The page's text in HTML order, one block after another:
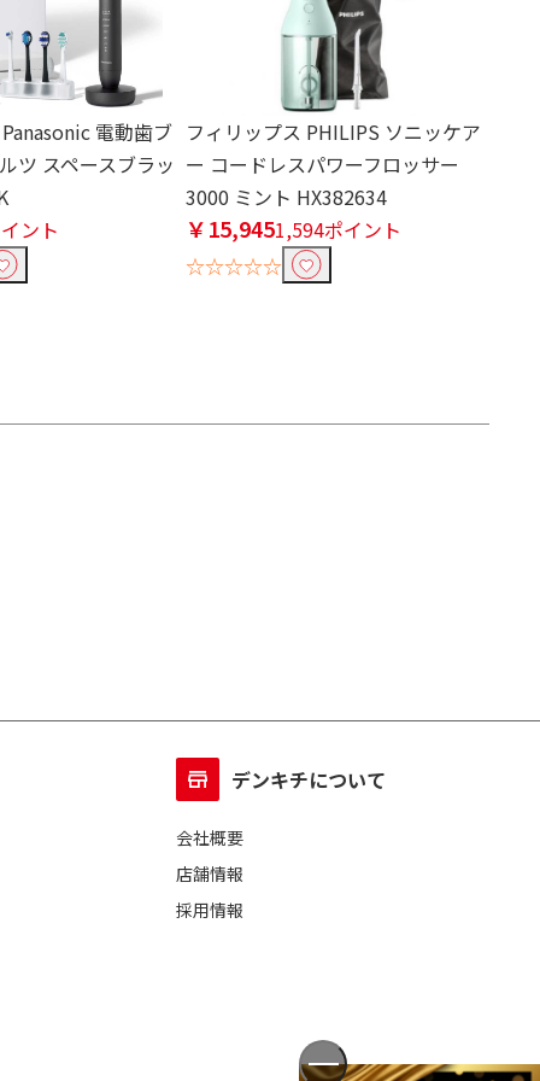
電動歯ブ
ツ スペースブラッ
ント
フィリップス PHILIPS ソニッケア
ー コードレスパワーフロッサー
3000 ミント HX382634
￥15,9451,594ポイント
☆☆☆☆☆
デンキチについて
会社概要
店舗情報
採用情報